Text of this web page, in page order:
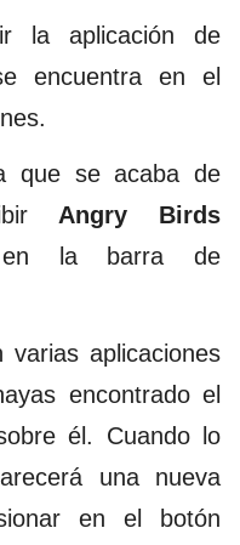
la aplicación de
encuentra en el
que se acaba de
Angry Birds
la barra de
aplicaciones
encontrado el
él. Cuando lo
una nueva
en el botón